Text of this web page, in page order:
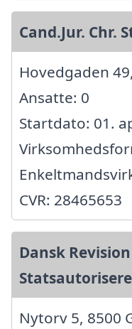
Cand.Jur. Chr.
Hovedgaden
Ansatte: 0
Startdato: 01.
CVR: 28465653
Dansk
Nytorv 5, 8500